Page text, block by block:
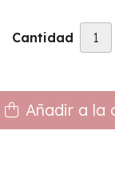
Cantidad
Añadir a la